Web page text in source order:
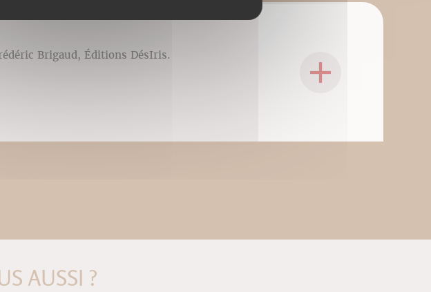
Brigaud, Éditions DésIris.
AUSSI ?